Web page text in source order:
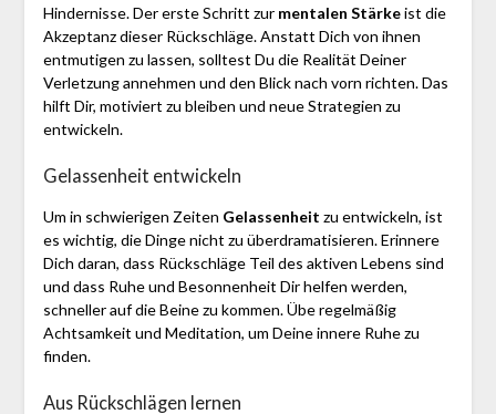
Hindernisse. Der erste Schritt zur mentalen Stärkeist die
Akzeptanz dieser Rückschläge. Anstatt Dich von ihnen
entmutigen zu lassen, solltest Du die Realität Deiner
Verletzung annehmen und den Blick nach vorn richten. Das
hilft Dir, motiviert zu bleiben und neue Strategien zu
entwickeln.
Gelassenheit entwickeln
Um in schwierigen Zeiten Gelassenheit zu entwickeln, ist
es wichtig, die Dinge nicht zu überdramatisieren. Erinnere
Dich daran, dass Rückschläge Teil des aktiven Lebens sind
und dass Ruhe und Besonnenheit Dir helfen werden,
schneller auf die Beine zu kommen. Übe regelmäßig
Achtsamkeit und Meditation, um Deine innere Ruhe zu
finden.
Aus Rückschlägen lernen